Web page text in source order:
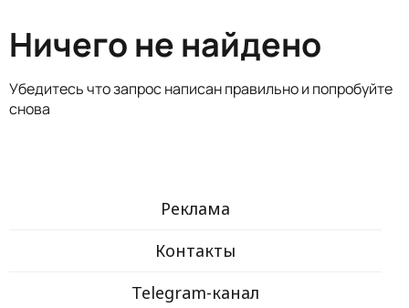
Ничего не найдено
Убедитесь что запрос написан правильно и попробуйте
снова
Реклама
Контакты
Telegram-канал